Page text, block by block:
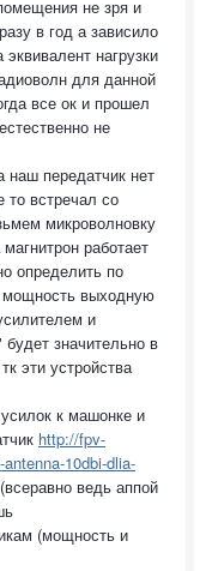
не зря и
в год а зависило
нагрузки
для данной
все ок и прошел
не
наш передатчик нет
то встречал со
микроволновку
работает
определить по
мощность выходную
и
значительно в
эти устройства
к машонке и
http://fpv-
10dbi-dlia-
ведь аппой
(мощность и